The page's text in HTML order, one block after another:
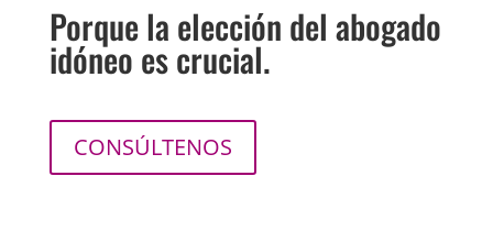
Porque la elección del abogado
idóneo es crucial.
CONSÚLTENOS